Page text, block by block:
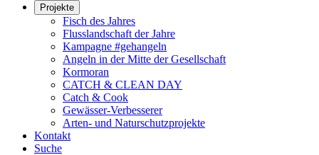
Projekte
Fisch des Jahres
Flusslandschaft der Jahre
Kampagne #gehangeln
Angeln in der Mitte der Gesellschaft
Kormoran
CATCH & CLEAN DAY
Catch & Cook
Gewässer-Verbesserer
Arten- und Naturschutzprojekte
Kontakt
Suche